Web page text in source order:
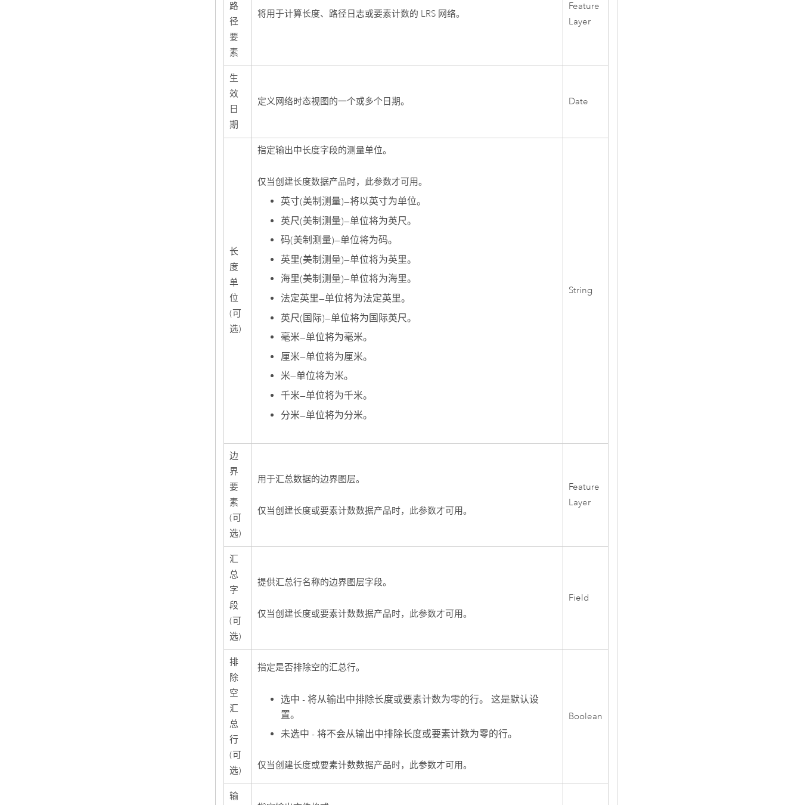
路
径
要
素
将用于计算长度、路径日志或要素计数的 LRS 网络。
Feature
Layer
生
效
日
期
定义网络时态视图的一个或多个日期。 Date
长
度
单
位
(可
选)
指定输出中长度字段的测量单位。
仅当创建长度数据产品时，此参数才可用。
英寸(美制测量)—将以英寸为单位。
英尺(美制测量)—单位将为英尺。
码(美制测量)—单位将为码。
英里(美制测量)—单位将为英里。
海里(美制测量)—单位将为海里。
法定英里—单位将为法定英里。
英尺(国际)—单位将为国际英尺。
毫米—单位将为毫米。
厘米—单位将为厘米。
米—单位将为米。
千米—单位将为千米。
分米—单位将为分米。
String
边
界
要
素
(可
选)
用于汇总数据的边界图层。
仅当创建长度或要素计数数据产品时，此参数才可用。
Feature
Layer
汇
总
字
段
(可
选)
提供汇总行名称的边界图层字段。
仅当创建长度或要素计数数据产品时，此参数才可用。
Field
排
除
空
汇
总
行
(可
选)
指定是否排除空的汇总行。
选中 - 将从输出中排除长度或要素计数为零的行。 这是默认设
置。
未选中 - 将不会从输出中排除长度或要素计数为零的行。
仅当创建长度或要素计数数据产品时，此参数才可用。
Boolean
输